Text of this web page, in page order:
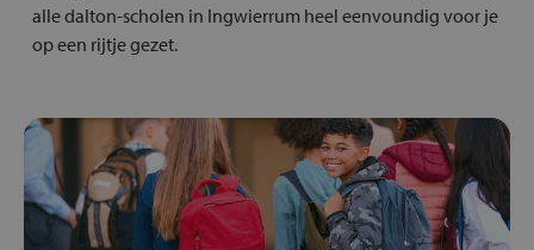
alle dalton-scholen in Ingwierrum heel eenvoundig voor je
op een rijtje gezet.